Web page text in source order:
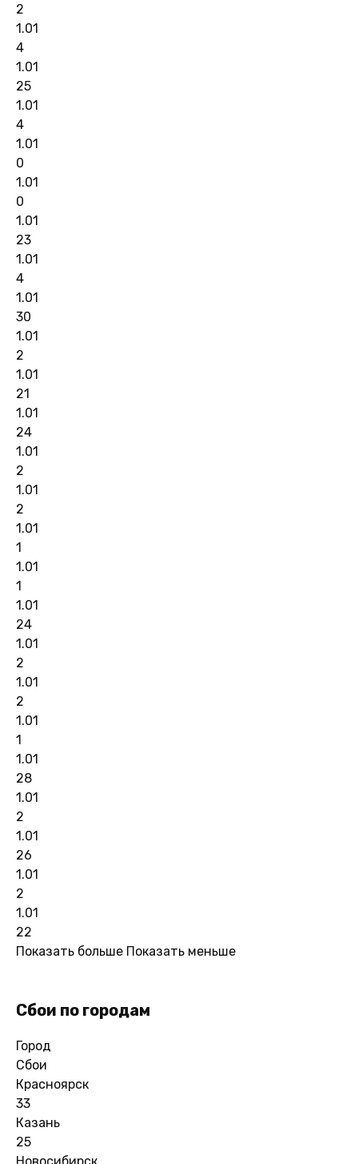
2
1.01
4
1.01
25
1.01
4
1.01
0
1.01
0
1.01
23
1.01
4
1.01
30
1.01
2
1.01
21
1.01
24
1.01
2
1.01
2
1.01
1
1.01
1
1.01
24
1.01
2
1.01
2
1.01
1
1.01
28
1.01
2
1.01
26
1.01
2
1.01
22
Показать больше Показать меньше
Сбои по городам
Город
Сбои
Красноярск
33
Казань
25